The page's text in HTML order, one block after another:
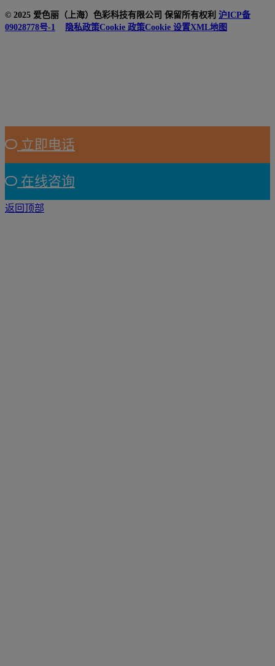
© 2025 爱色丽（上海）色彩科技有限公司 保留所有权利 沪ICP备
09028778号-1
隐私政策Cookie 政策Cookie 设置XML地图
立即电话
在线咨询
返回顶部